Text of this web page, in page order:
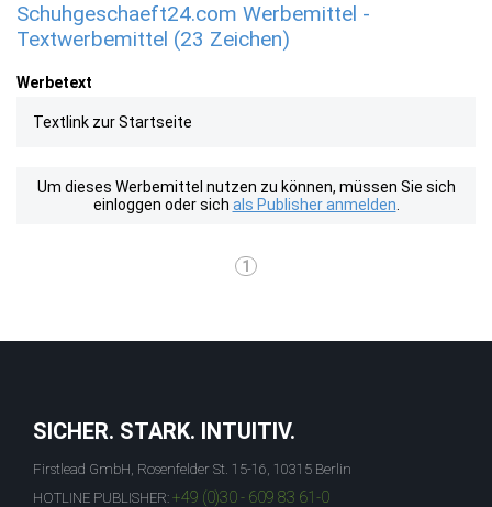
Schuhgeschaeft24.com Werbemittel -
Textwerbemittel (23 Zeichen)
Werbetext
Textlink zur Startseite
Um dieses Werbemittel nutzen zu können, müssen Sie sich
einloggen oder sich als Publisher anmelden
1
SICHER. STARK. INTUITIV.
Firstlead GmbH, Rosenfelder St. 15-16, 10315 Berlin
HOTLINE PUBLISHER: +49 (0)30 - 609 83 61-0